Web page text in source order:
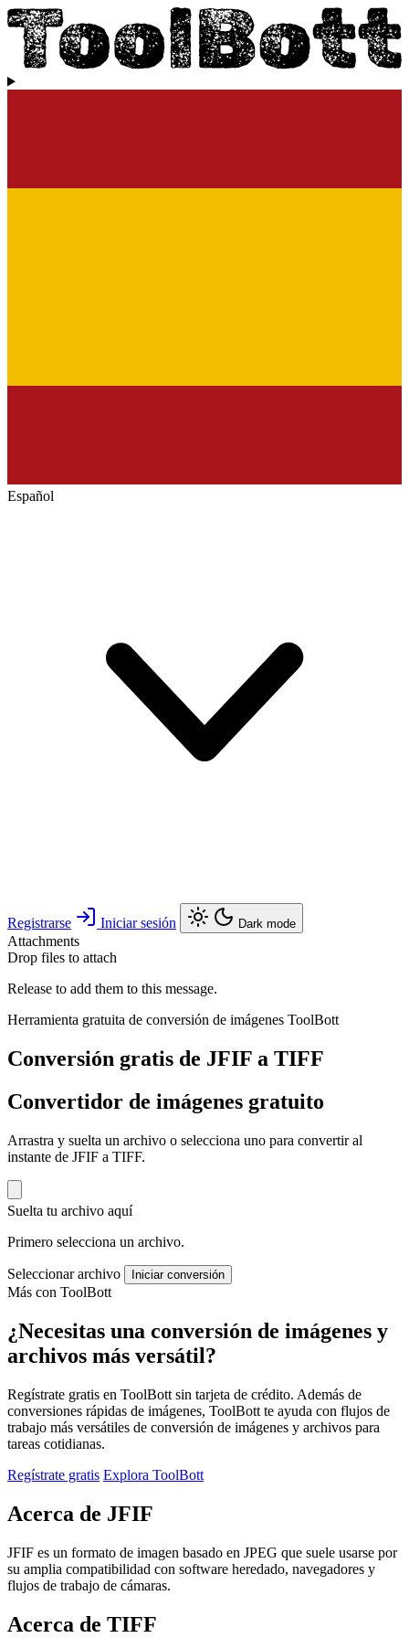
Español
Registrarse Iniciar sesión Dark mode
Attachments
Drop files to attach
Release to add them to this message.
Herramienta gratuita de conversión de imágenes ToolBott
Conversión gratis de JFIF a TIFF
Convertidor de imágenes gratuito
Arrastra y suelta un archivo o selecciona uno para convertir al
instante de JFIF a TIFF.
Suelta tu archivo aquí
Primero selecciona un archivo.
Seleccionar archivo Iniciar conversión
Más con ToolBott
¿Necesitas una conversión de imágenes y
archivos más versátil?
Regístrate gratis en ToolBott sin tarjeta de crédito. Además de
conversiones rápidas de imágenes, ToolBott te ayuda con flujos de
trabajo más versátiles de conversión de imágenes y archivos para
tareas cotidianas.
Regístrate gratis Explora ToolBott
Acerca de JFIF
JFIF es un formato de imagen basado en JPEG que suele usarse por
su amplia compatibilidad con software heredado, navegadores y
flujos de trabajo de cámaras.
Acerca de TIFF